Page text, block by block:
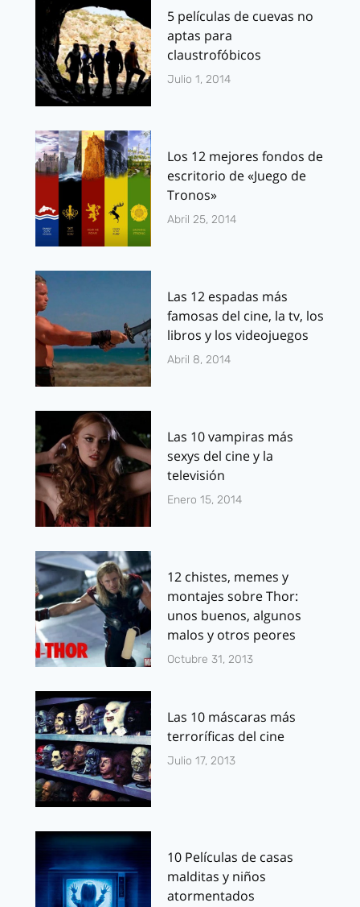
5 películas de cuevas no
aptas para
claustrofóbicos
Julio 1, 2014
Los 12 mejores fondos de
escritorio de «Juego de
Tronos»
Abril 25, 2014
Las 12 espadas más
famosas del cine, la tv, los
libros y los videojuegos
Abril 8, 2014
Las 10 vampiras más
sexys del cine y la
televisión
Enero 15, 2014
12 chistes, memes y
montajes sobre Thor:
unos buenos, algunos
malos y otros peores
Octubre 31, 2013
Las 10 máscaras más
terroríficas del cine
Julio 17, 2013
10 Películas de casas
malditas y niños
atormentados